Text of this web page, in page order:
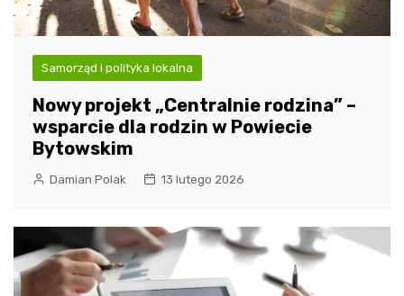
Samorząd i polityka lokalna
Nowy projekt „Centralnie rodzina” –
wsparcie dla rodzin w Powiecie
Bytowskim
Damian Polak 13 lutego 2026